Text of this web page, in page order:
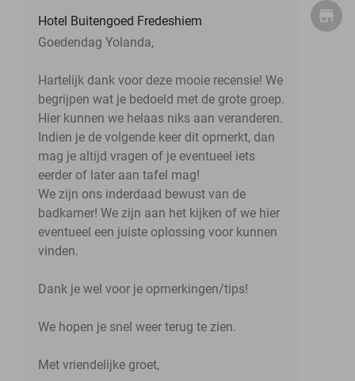
Hotel Buitengoed Fredeshiem
Goedendag Yolanda,
Hartelijk dank voor deze mooie recensie! We
begrijpen wat je bedoeld met de grote groep.
Hier kunnen we helaas niks aan veranderen.
Indien je de volgende keer dit opmerkt, dan
mag je altijd vragen of je eventueel iets
eerder of later aan tafel mag!
We zijn ons inderdaad bewust van de
badkamer! We zijn aan het kijken of we hier
eventueel een juiste oplossing voor kunnen
vinden.
Dank je wel voor je opmerkingen/tips!
We hopen je snel weer terug te zien.
Met vriendelijke groet,